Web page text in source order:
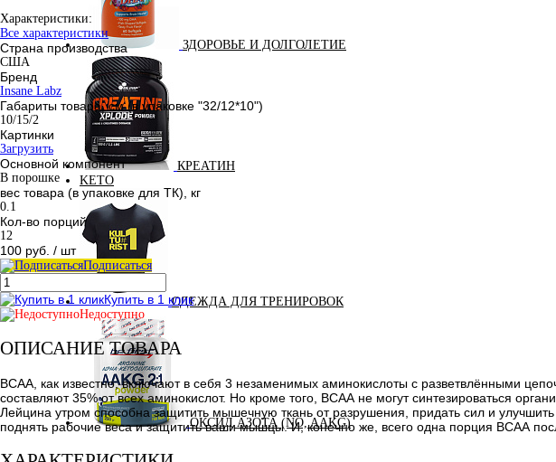
ЗДОРОВЬЕ И ДОЛГОЛЕТИЕ
КРЕАТИН
KETO
ОДЕЖДА ДЛЯ ТРЕНИРОВОК
ОКСИД АЗОТА (NO, AAKG)
Характеристики:
Все характеристики
Страна производства
США
Бренд
Insane Labz
Габариты товара, см (в упаковке "32/12*10")
10/15/2
Картинки
Загрузить
Основной компонент
В порошке
вес товара (в упаковке для ТК), кг
0.1
Кол-во порций
12
100 руб. / шт
Подписаться
Купить в 1 клик
Недоступно
ОПИСАНИЕ ТОВАРА
ВСАА, как известно, включают в себя 3 незаменимых аминокислоты с разветвлёнными
составляют 35% от всех аминокислот. Но кроме того, ВСАА не могут синтезироваться
Лейцина утром способна защитить мышечную ткань от разрушения, придать сил и
поднять рабочие веса и защитить ваши мышцы. И, конечно же, всего одна порция ВСАА